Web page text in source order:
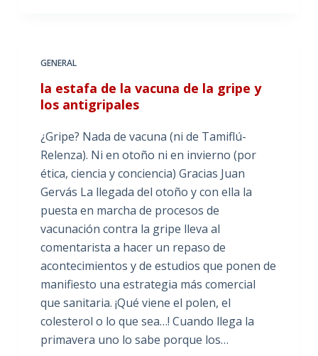
GENERAL
la estafa de la vacuna de la gripe y
los antigripales
¿Gripe? Nada de vacuna (ni de Tamiflú-
Relenza). Ni en otoño ni en invierno (por
ética, ciencia y conciencia) Gracias Juan
Gervás La llegada del otoño y con ella la
puesta en marcha de procesos de
vacunación contra la gripe lleva al
comentarista a hacer un repaso de
acontecimientos y de estudios que ponen de
manifiesto una estrategia más comercial
que sanitaria. ¡Qué viene el polen, el
colesterol o lo que sea…! Cuando llega la
primavera uno lo sabe porque los…